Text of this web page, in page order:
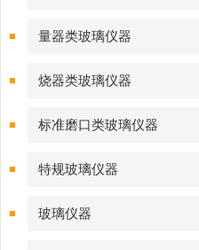
量器类玻璃仪器
烧器类玻璃仪器
标准磨口类玻璃仪器
特规玻璃仪器
玻璃仪器